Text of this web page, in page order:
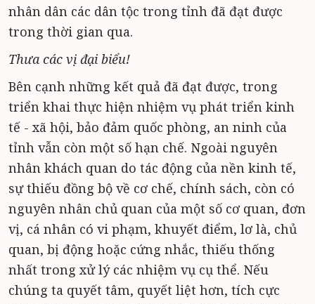
nhân dân các dân tộc trong tỉnh đã đạt được
trong thời gian qua.
Thưa các vị đại biểu!
Bên cạnh những kết quả đã đạt được, trong
triển khai thực hiện nhiệm vụ phát triển kinh
tế - xã hội, bảo đảm quốc phòng, an ninh của
tỉnh vẫn còn một số hạn chế. Ngoài nguyên
nhân khách quan do tác động của nền kinh tế,
sự thiếu đồng bộ về cơ chế, chính sách, còn có
nguyên nhân chủ quan của một số cơ quan, đơn
vị, cá nhân có vi phạm, khuyết điểm, lơ là, chủ
quan, bị động hoặc cứng nhắc, thiếu thống
nhất trong xử lý các nhiệm vụ cụ thể. Nếu
chúng ta quyết tâm, quyết liệt hơn, tích cực